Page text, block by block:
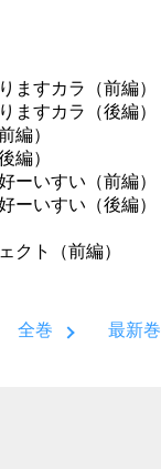
すカラ（前編）
すカラ（後編）
編）
編）
いすい（前編）
いすい（後編）
ト（前編）
全巻 最新巻